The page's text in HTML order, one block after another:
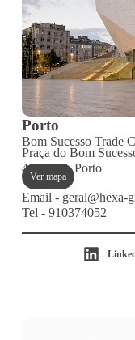
Porto
Bom Sucesso Trade
Praça do Bom
4150-146 Porto
Ver mapa
Email - geral@hexa-
Tel - 910374052